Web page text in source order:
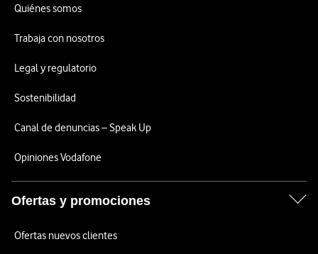
Quiénes somos
Trabaja con nosotros
Legal y regulatorio
Sostenibilidad
Canal de denuncias – Speak Up
Opiniones Vodafone
Ofertas y promociones
Ofertas nuevos clientes